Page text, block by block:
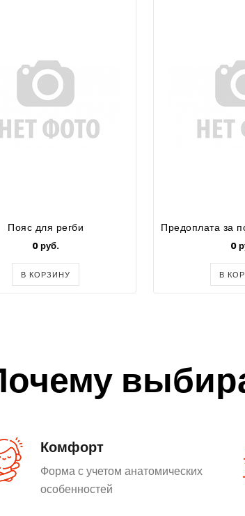
Пояс для регби
0 руб.
В КОРЗИНУ
0
В
Комфорт
Форма с учетом анатомических
особенностей